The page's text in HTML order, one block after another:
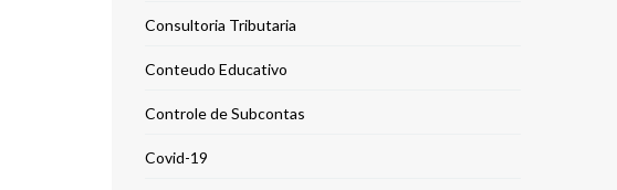
Consultoria Tributaria
Conteudo Educativo
Controle de Subcontas
Covid-19